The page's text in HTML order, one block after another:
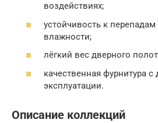
воздействиях;
устойчивость к
влажности;
лёгкий вес дверного
качественная фурнитура
эксплуатации.
Описание коллекций